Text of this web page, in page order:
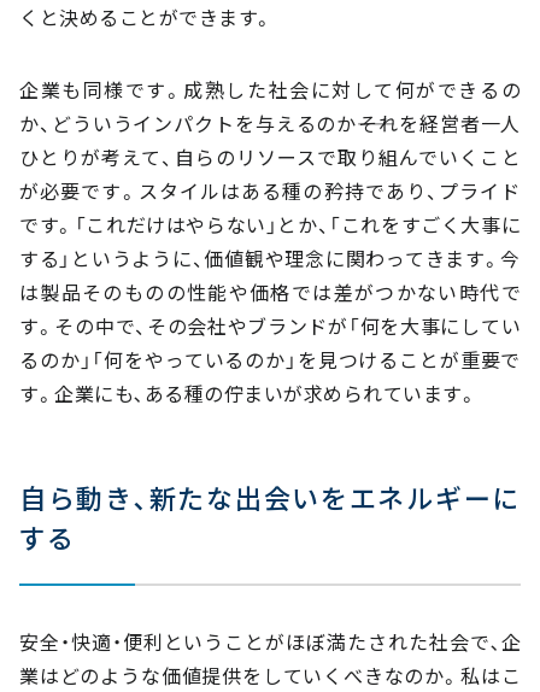
くと決めることができます。
企業も同様です。成熟した社会に対して何ができるの
か、どういうインパクトを与えるのか――それを経営者一人
ひとりが考えて、自らのリソースで取り組んでいくこと
が必要です。スタイルはある種の矜持であり、プライド
です。「これだけはやらない」とか、「これをすごく大事に
する」というように、価値観や理念に関わってきます。今
は製品そのものの性能や価格では差がつかない時代で
す。その中で、その会社やブランドが「何を大事にしてい
るのか」「何をやっているのか」を見つけることが重要で
す。企業にも､ある種の佇まいが求められています。
自ら動き､新たな出会いをエネルギーに
する
安全・快適・便利ということがほぼ満たされた社会で､企
業はどのような価値提供をしていくべきなのか。私はこ